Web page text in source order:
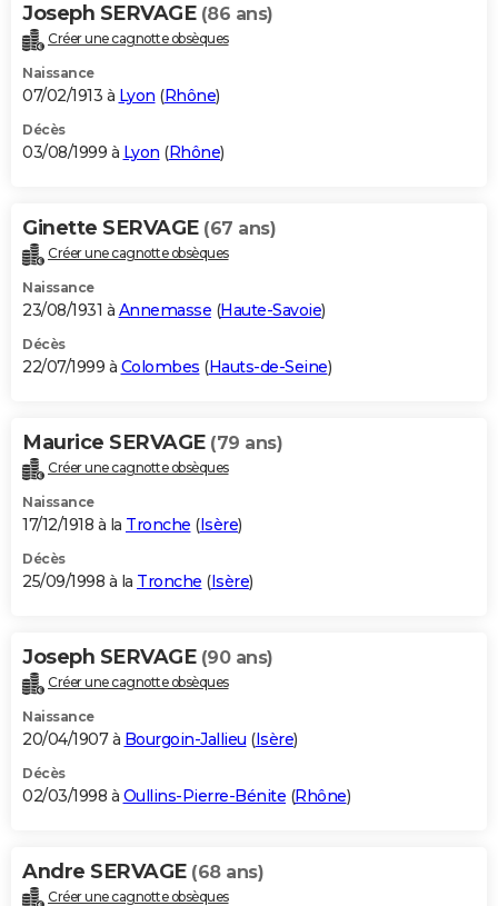
Joseph SERVAGE (86 ans)
Créer une cagnotte obsèques
Naissance
07/02/1913 à Lyon (Rhône)
Décès
03/08/1999 à Lyon (Rhône)
Ginette SERVAGE (67 ans)
Créer une cagnotte obsèques
Naissance
23/08/1931 à Annemasse (Haute-Savoie)
Décès
22/07/1999 à Colombes (Hauts-de-Seine)
Maurice SERVAGE (79 ans)
Créer une cagnotte obsèques
Naissance
17/12/1918 à la Tronche (Isère)
Décès
25/09/1998 à la Tronche (Isère)
Joseph SERVAGE (90 ans)
Créer une cagnotte obsèques
Naissance
20/04/1907 à Bourgoin-Jallieu (Isère)
Décès
02/03/1998 à Oullins-Pierre-Bénite (Rhône)
Andre SERVAGE (68 ans)
Créer une cagnotte obsèques